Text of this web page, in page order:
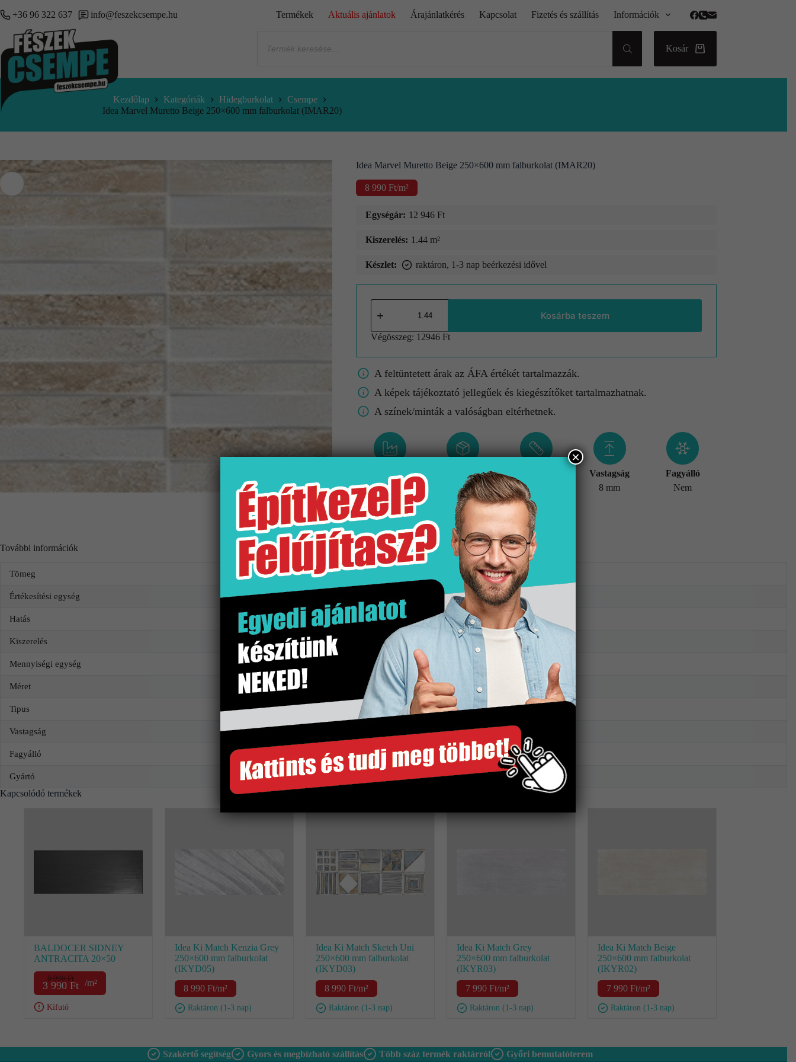
+36 96 322 637 info@feszekcsempe.hu Termékek Aktuális ajánlatok Árajánlatkérés Kapcsolat Fizetés és szállítás Információk
Kosár
Kezdőlap Kategóriák Hidegburkolat
Csempe
Idea Marvel Muretto Beige 250×600 mm falburkolat (IMAR20)
Idea Marvel Muretto Beige 250×600 mm falburkolat (IMAR20)
8 990 Ft/m²
Egységár: 12 946 Ft
Kiszerelés: 1.44 m²
Készlet: raktáron, 1-3 nap beérkezési idővel
Kosárba teszem
Végösszeg: 12946 Ft
A feltüntetett árak az ÁFA értékét tartalmazzák.
A képek tájékoztató jellegűek és kiegészítőket tartalmazhatnak.
A színek/minták a valóságban eltérhetnek.
Gyártó
Idea
Kiszerelés
1.44 m2
250x600 mm
Vastagság
8 mm
Fagyálló
Nem
További információk
Tömeg 18,5 kg
Értékesítési egység doboz
Hatás Kő hatás
Kiszerelés 1.44 m2
Mennyiségi egység
Méret 250×600 mm
Tipus Falburkolat
Vastagság 8 mm
Fagyálló
Gyártó Idea
Kapcsolódó termékek
BALDOCER SIDNEY
ANTRACITA 20×50
8 990Ft
3 990 Ft /m²
Kifutó
Idea Ki Match Kenzia Grey
250×600 mm falburkolat
(IKYD05)
8 990 Ft/m²
Raktáron (1-3 nap)
Idea Ki Match Sketch Uni
250×600 mm falburkolat
(IKYD03)
8 990 Ft/m²
Raktáron (1-3 nap)
Idea Ki Match Grey
250×600 mm falburkolat
(IKYR03)
7 990 Ft/m²
Raktáron (1-3 nap)
Idea Ki Match Beige
250×600 mm falburkolat
(IKYR02)
7 990 Ft/m²
Raktáron (1-3 nap)
Szakértő segítség Gyors és megbízható szállítás Több száz termék raktárról
Győri bemutatóterem
×